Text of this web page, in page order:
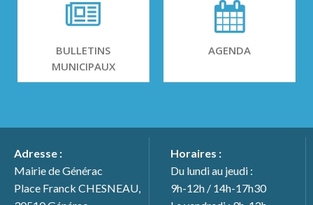
BULLETINS
MUNICIPAUX
AGENDA
Adresse :
Mairie de Générac
Place Franck CHESNEAU,
Horaires :
Du lundi au jeudi :
9h-12h / 14h-17h30